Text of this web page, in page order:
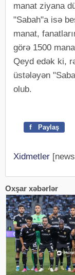
manat ziyana
"Sabah"a isə
manat,
görə 1500
Qeyd edək ki,
üstələyən
olub.
f Paylaş
Xidmetler
Oxşar xəbərlər